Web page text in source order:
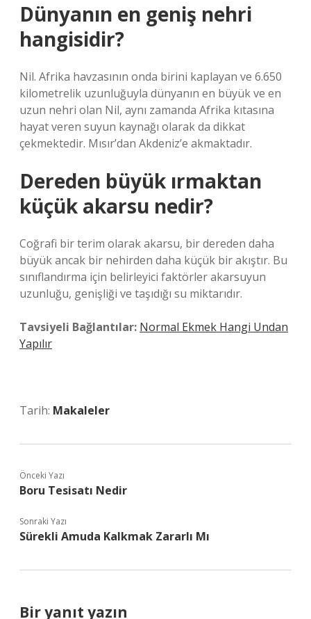
Dünyanın en geniş nehri
hangisidir?
Nil. Afrika havzasının onda birini kaplayan ve 6.650
kilometrelik uzunluğuyla dünyanın en büyük ve en
uzun nehri olan Nil, aynı zamanda Afrika kıtasına
hayat veren suyun kaynağı olarak da dikkat
çekmektedir. Mısır’dan Akdeniz’e akmaktadır.
Dereden büyük ırmaktan
küçük akarsu nedir?
Coğrafi bir terim olarak akarsu, bir dereden daha
büyük ancak bir nehirden daha küçük bir akıştır. Bu
sınıflandırma için belirleyici faktörler akarsuyun
uzunluğu, genişliği ve taşıdığı su miktarıdır.
Tavsiyeli Bağlantılar: Normal Ekmek Hangi Undan
Yapılır
Tarih: Makaleler
Önceki Yazı
Boru Tesisatı Nedir
Sonraki Yazı
Sürekli Amuda Kalkmak Zararlı Mı
Bir yanıt yazın